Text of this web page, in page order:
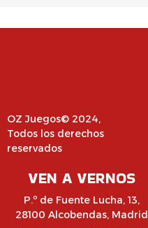
OZ Juegos© 2024,
Todos los derechos
reservados
VEN A VERNOS
P.º de Fuente Lucha, 13,
28100 Alcobendas, Madrid